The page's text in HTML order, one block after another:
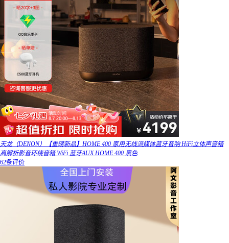
天龙（DENON）【重磅新品】HOME 400 家用无线流媒体蓝牙音响 HiFi立体声音箱
高解析影音环绕音箱 WiFi 蓝牙AUX HOME 400 黑色
62条评价